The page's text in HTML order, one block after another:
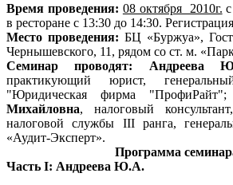
Время проведения: 08 октября 2010г.
в ресторане с 13:30 до 14:30.
Место проведения: БЦ «Буржуа»,
Чернышевского, 11, рядом со ст. м.
Семинар проводят:
Андреева
практикующий юрист,
"Юридическая фирма
Михайловна, налоговый
налоговой службы III ранга,
«Аудит-Эксперт».
Программа
Часть I: Андреева Ю.А.